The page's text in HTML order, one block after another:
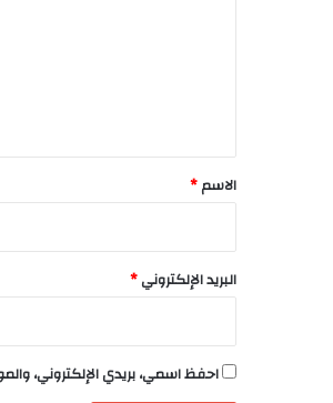
*
الاسم*
البريد الإلكتروني*
احفظ اسمي، بريدي الإلكتروني،